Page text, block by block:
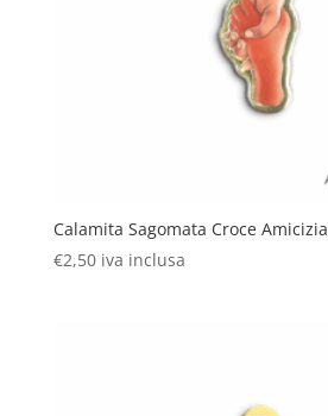
Calamita Sagomata Croce Amicizia
€2,50 iva inclusa